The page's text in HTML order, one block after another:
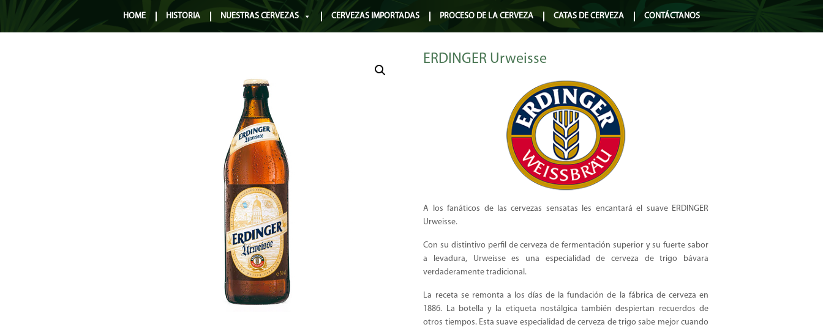
HOME HISTORIA NUESTRAS CERVEZAS CERVEZAS IMPORTADAS PROCESO DE LA CERVEZA CATAS DE CERVEZA CONTÁCTANOS
ERDINGER Urweisse
A los fanáticos de las cervezas sensatas les encantará el suave ERDINGER
Urweisse.
Con su distintivo perfil de cerveza de fermentación superior y su fuerte sabor
a levadura, Urweisse es una especialidad de cerveza de trigo bávara
verdaderamente tradicional.
La receta se remonta a los días de la fundación de la fábrica de cerveza en
1886. La botella y la etiqueta nostálgica también despiertan recuerdos de
otros tiempos. Esta suave especialidad de cerveza de trigo sabe mejor cuando